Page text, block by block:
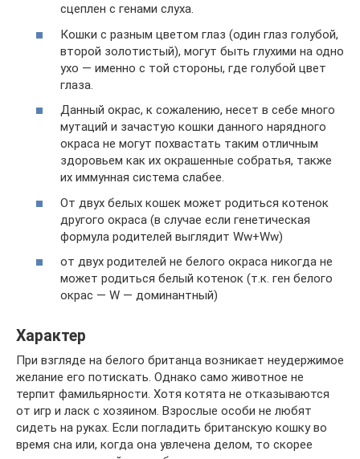
сцеплен с генами слуха.
Кошки с разным цветом глаз (один глаз голубой,
второй золотистый), могут быть глухими на одно
ухо — именно с той стороны, где голубой цвет
глаза.
Данный окрас, к сожалению, несет в себе много
мутаций и зачастую кошки данного нарядного
окраса не могут похвастать таким отличным
здоровьем как их окрашенные собратья, также
их иммунная система слабее.
От двух белых кошек может родиться котенок
другого окраса (в случае если генетическая
формула родителей выглядит Ww+Ww)
от двух родителей не белого окраса никогда не
может родиться белый котенок (т.к. ген белого
окрас — W — доминантный)
Характер
При взгляде на белого британца возникает неудержимое
желание его потискать. Однако само животное не
терпит фамильярности. Хотя котята не отказываются
от игр и ласк с хозяином. Взрослые особи не любят
сидеть на руках. Если погладить британскую кошку во
время сна или, когда она увлечена делом, то скорее